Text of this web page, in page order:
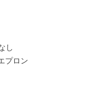
し
プロン